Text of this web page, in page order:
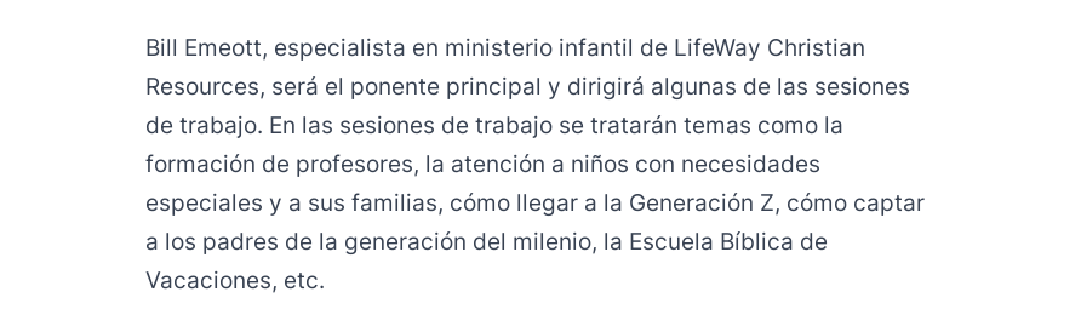
Bill Emeott, especialista en ministerio infantil de LifeWay Christian
Resources, será el ponente principal y dirigirá algunas de las sesiones
de trabajo. En las sesiones de trabajo se tratarán temas como la
formación de profesores, la atención a niños con necesidades
especiales y a sus familias, cómo llegar a la Generación Z, cómo captar
a los padres de la generación del milenio, la Escuela Bíblica de
Vacaciones, etc.